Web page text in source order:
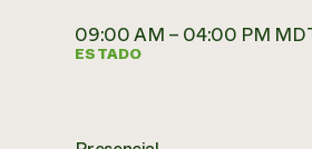
09:00 AM – 04:00 PM
ESTADO